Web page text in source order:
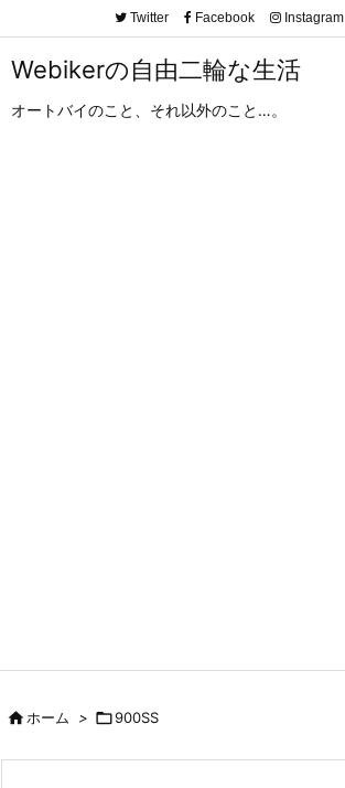
Webikerの自由二輪な生活
オートバイのこと、それ以外のこと…。
Twitter Facebook Instagram
ホーム > 900SS